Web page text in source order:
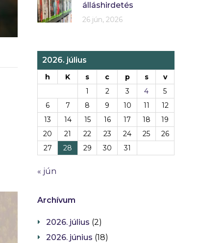
álláshirdetés
26 jún, 2026
2026. július
h K s c p s
v
1
2 3 4
5
6
7 8 9 10 11
12
13
14 15 16 17 18
19
20
21 22 23 24 25
26
27
28 29 30 31
« jún
Archívum
2026. július (2)
2026. június (18)